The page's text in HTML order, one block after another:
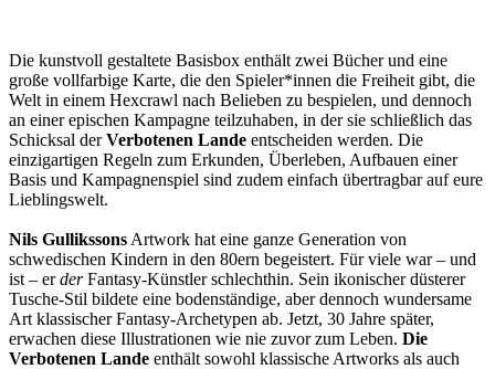
Die kunstvoll gestaltete Basisbox enthält zwei Bücher und eine
große vollfarbige Karte, die den Spieler*innen die Freiheit gibt, die
Welt in einem Hexcrawl nach Belieben zu bespielen, und dennoch
an einer epischen Kampagne teilzuhaben, in der sie schließlich das
Schicksal derVerbotenen Lande entscheiden werden. Die
einzigartigen Regeln zum Erkunden, Überleben, Aufbauen einer
Basis und Kampagnenspiel sind zudem einfach übertragbar auf eure
Lieblingswelt.
Nils Gullikssons Artwork hat eine ganze Generation von
schwedischen Kindern in den 80ern begeistert. Für viele war – und
ist – erderFantasy-Künstler schlechthin. Sein ikonischer düsterer
Tusche-Stil bildete eine bodenständige, aber dennoch wundersame
Art klassischer Fantasy-Archetypen ab. Jetzt, 30 Jahre später,
erwachen diese Illustrationen wie nie zuvor zum Leben. Die
Verbotenen Lande enthält sowohl klassische Artworks als auch